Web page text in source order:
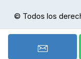
© Todos los